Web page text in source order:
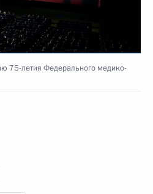
75-летия Федерального медико-